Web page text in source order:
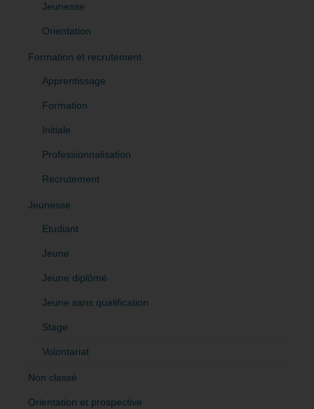
Jeunesse
Orientation
Formation et recrutement
Apprentissage
Formation
Initiale
Professionnalisation
Recrutement
Jeunesse
Etudiant
Jeune
Jeune diplômé
Jeune sans qualification
Stage
Volontariat
Non classé
Orientation et prospective